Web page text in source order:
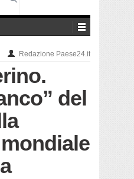
Redazione Paese24.it
del